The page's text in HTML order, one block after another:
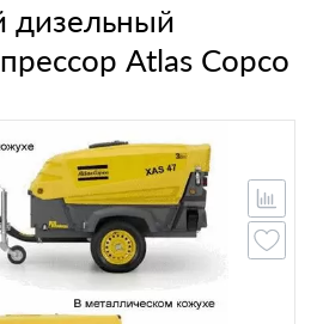
дизельный
Atlas Copco